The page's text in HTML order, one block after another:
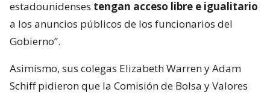
estadounidenses tengan acceso libre e igualitario
a los anuncios públicos de los funcionarios del
Gobierno”.
Asimismo, sus colegas Elizabeth Warren y Adam
Schiff pidieron que la Comisión de Bolsa y Valores